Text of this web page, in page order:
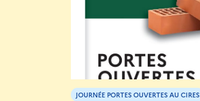
JOURNÉE PORTES OUVERTES AU CIRES